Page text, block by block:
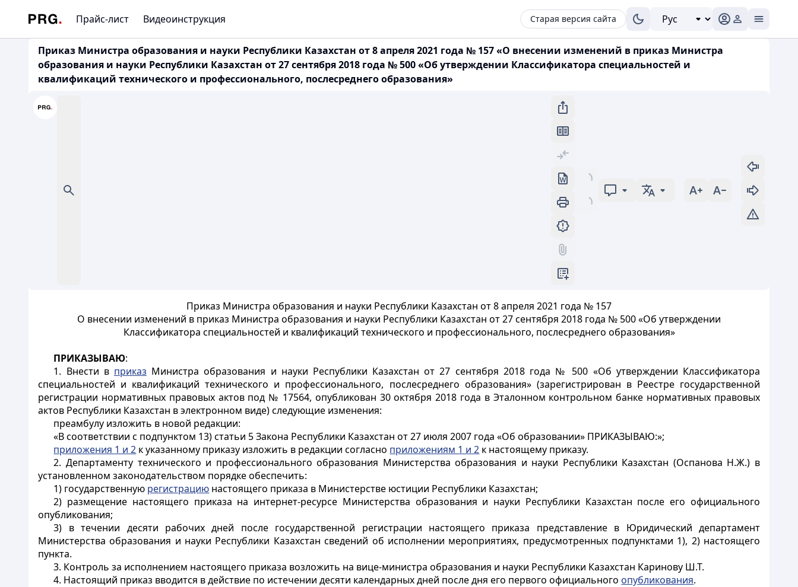
Прайс-лист Видеоинструкция Старая версия сайта
Приказ Министра образования и науки Республики Казахстан от 8 апреля 2021 года № 157 «О внесении изменений в приказ Министра
образования и науки Республики Казахстан от 27 сентября 2018 года № 500 «Об утверждении Классификатора специальностей и
квалификаций технического и профессионального, послесреднего образования»
Приказ Министра образования и науки Республики Казахстан от 8 апреля 2021 года № 157
О внесении изменений в приказ Министра образования и науки Республики Казахстан от 27 сентября 2018 года № 500 «Об утверждении
Классификатора специальностей и квалификаций технического и профессионального, послесреднего образования»
ПРИКАЗЫВАЮ:
1. Внести в приказ Министра образования и науки Республики Казахстан от 27 сентября 2018 года № 500 «Об утверждении Классификатора
специальностей и квалификаций технического и профессионального, послесреднего образования» (зарегистрирован в Реестре государственной
регистрации нормативных правовых актов под № 17564, опубликован 30 октября 2018 года в Эталонном контрольном банке нормативных правовых
актов Республики Казахстан в электронном виде) следующие изменения:
преамбулу изложить в новой редакции:
«В соответствии с подпунктом 13) статьи 5 Закона Республики Казахстан от 27 июля 2007 года «Об образовании» ПРИКАЗЫВАЮ:»;
приложения 1 и 2 к указанному приказу изложить в редакции согласно приложениям 1 и 2 к настоящему приказу.
2. Департаменту технического и профессионального образования Министерства образования и науки Республики Казахстан (Оспанова Н.Ж.) в
установленном законодательством порядке обеспечить:
1) государственную регистрацию настоящего приказа в Министерстве юстиции Республики Казахстан;
2) размещение настоящего приказа на интернет-ресурсе Министерства образования и науки Республики Казахстан после его официального
опубликования;
3) в течении десяти рабочих дней после государственной регистрации настоящего приказа представление в Юридический департамент
Министерства образования и науки Республики Казахстан сведений об исполнении мероприятиях, предусмотренных подпунктами 1), 2) настоящего
пункта.
3. Контроль за исполнением настоящего приказа возложить на вице-министра образования и науки Республики Казахстан Каринову Ш.Т.
4. Настоящий приказ вводится в действие по истечении десяти календарных дней после дня его первого официального опубликования.